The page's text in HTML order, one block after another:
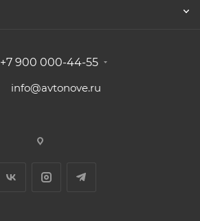
+7 900 000-44-55
info@avtonove.ru